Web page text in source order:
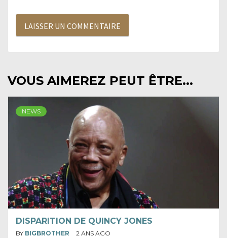
VOUS AIMEREZ PEUT ÊTRE...
NEWS
DISPARITION DE QUINCY JONES
BY BIGBROTHER 2 ANS AGO